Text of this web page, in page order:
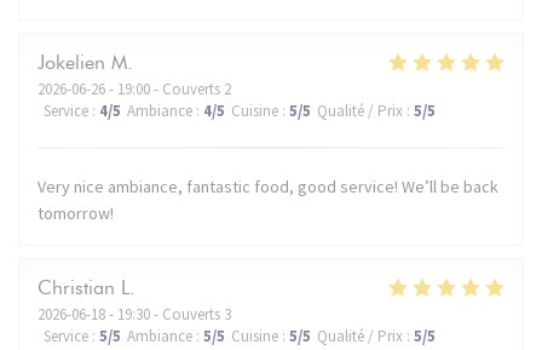
Jokelien M
2026-06-26- 19:00 - Couverts 2
Service : 4/5 Ambiance : 4/5 Cuisine : 5/5 Qualité / Prix : 5/5
Very nice ambiance, fantastic food, good service! We’ll be back
tomorrow!
Christian L
2026-06-18- 19:30 - Couverts 3
Service : 5/5 Ambiance : 5/5 Cuisine : 5/5 Qualité / Prix : 5/5